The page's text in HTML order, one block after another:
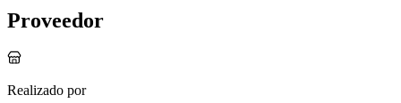
Proveedor
Realizado por